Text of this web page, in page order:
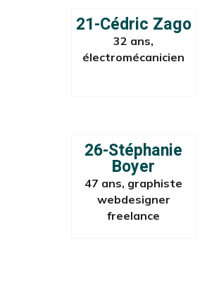
21-Cédric Zago
32 ans,
électromécanicien
26-Stéphanie
Boyer
47 ans, graphiste
webdesigner
freelance